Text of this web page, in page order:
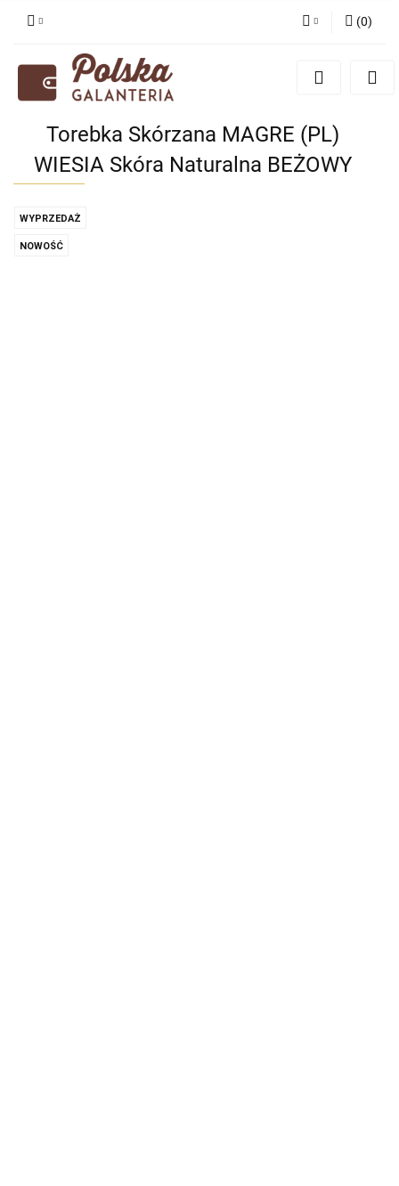
Zaloguj się
Zgody cookies
(0)
Torebka Skórzana MAGRE (PL)
WIESIA Skóra Naturalna BEŻOWY
WYPRZEDAŻ
NOWOŚĆ